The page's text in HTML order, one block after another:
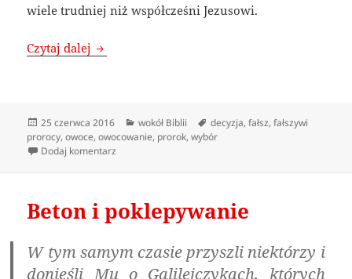
wiele trudniej niż współcześni Jezusowi.
Czytaj dalej Daj Bogu zaowocować w sobie
Data
publikacji
25 czerwca 2016 Kategorie
wokół Biblii Tagi
decyzja,fałsz,fałszywi
prorocy,owoce,owocowanie, prorok,wybór
Dodaj komentarz
Beton i poklepywanie
W tym samym czasie przyszli niektórzy i
donieśli Mu o Galilejczykach, których